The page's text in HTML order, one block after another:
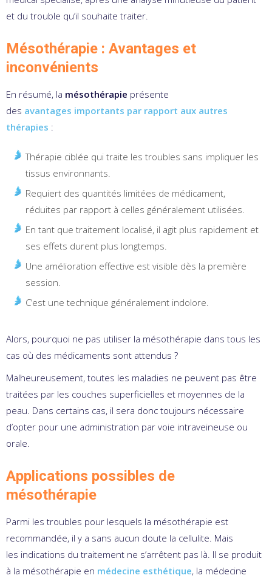
et du trouble qu’il souhaite traiter.
Mésothérapie : Avantages et
inconvénients
En résumé, la mésothérapie présente
des avantages importants par rapport aux autres
thérapies :
Thérapie ciblée qui traite les troubles sans impliquer les
tissus environnants.
Requiert des quantités limitées de médicament,
réduites par rapport à celles généralement utilisées.
En tant que traitement localisé, il agit plus rapidement et
ses effets durent plus longtemps.
Une amélioration effective est visible dès la première
session.
C’est une technique généralement indolore.
Alors, pourquoi ne pas utiliser la mésothérapie dans tous les
cas où des médicaments sont attendus ?
Malheureusement, toutes les maladies ne peuvent pas être
traitées par les couches superficielles et moyennes de la
peau. Dans certains cas, il sera donc toujours nécessaire
d’opter pour une administration par voie intraveineuse ou
orale.
Applications possibles de
mésothérapie
Parmi les troubles pour lesquels la mésothérapie est
recommandée, il y a sans aucun doute la cellulite. Mais
les indications du traitement ne s’arrêtent pas là. Il se produit
à la mésothérapie en médecine esthétique, la médecine